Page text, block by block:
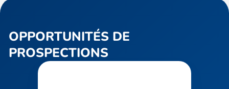
OPPORTUNITÉS DE
PROSPECTIONS